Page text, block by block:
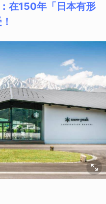
在150年「日本有形